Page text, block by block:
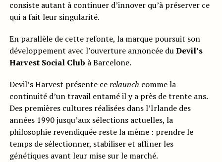
consiste autant à continuer d’innover qu’à préserver ce
qui a fait leur singularité.
En parallèle de cette refonte, la marque poursuit son
développement avec l’ouverture annoncée duDevil’s
Harvest Social Club à Barcelone.
Devil’s Harvest présente cerelaunch comme la
continuité d’un travail entamé il y a près de trente ans.
Des premières cultures réalisées dans l’Irlande des
années 1990 jusqu’aux sélections actuelles, la
philosophie revendiquée reste la même : prendre le
temps de sélectionner, stabiliser et affiner les
génétiques avant leur mise sur le marché.